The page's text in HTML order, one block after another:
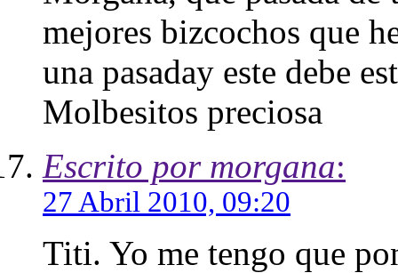
mejores bizcochos que
una pasaday este debe
Molbesitos preciosa
Escrito por morgana:
27 Abril 2010, 09:20
Titi. Yo me tengo que